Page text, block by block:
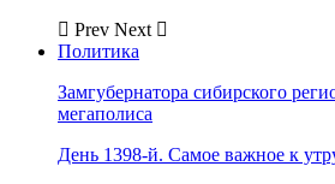
Prev Next
Политика
Замгубернатора сибирского
мегаполиса
День 1398-й. Самое важное к